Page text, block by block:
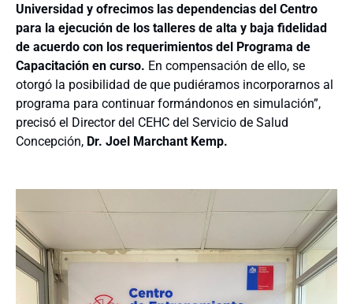
Universidad y ofrecimos las dependencias del Centro
para la ejecución de los talleres de alta y baja fidelidad
de acuerdo con los requerimientos del Programa de
Capacitación en curso. En compensación de ello, se
otorgó la posibilidad de que pudiéramos incorporarnos al
programa para continuar formándonos en simulación”,
precisó el Director del CEHC del Servicio de Salud
Concepción, Dr. Joel Marchant Kemp.